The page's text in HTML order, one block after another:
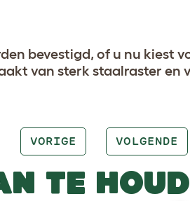
bevestigd, of u nu kiest
van sterk staalraster en
VORIGE VOLGENDE
TE